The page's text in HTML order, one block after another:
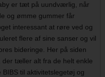
er tæt på uundværlig, når
og ømme gummer får
interessant at røre ved og
flere af sine sanser og vil
bideringe. Her på siden
tæller alt fra de helt enkle
til aktivitetslegetøj og